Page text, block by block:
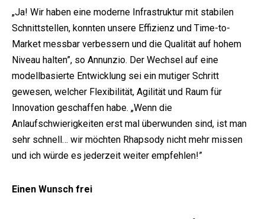
„Ja! Wir haben eine moderne Infrastruktur mit stabilen
Schnittstellen, konnten unsere Effizienz und Time-to-
Market messbar verbessern und die Qualität auf hohem
Niveau halten”, so Annunzio. Der Wechsel auf eine
modellbasierte Entwicklung sei ein mutiger Schritt
gewesen, welcher Flexibilität, Agilität und Raum für
Innovation geschaffen habe. „Wenn die
Anlaufschwierigkeiten erst mal überwunden sind, ist man
sehr schnell… wir möchten Rhapsody nicht mehr missen
und ich würde es jederzeit weiter empfehlen!”
Einen Wunsch frei